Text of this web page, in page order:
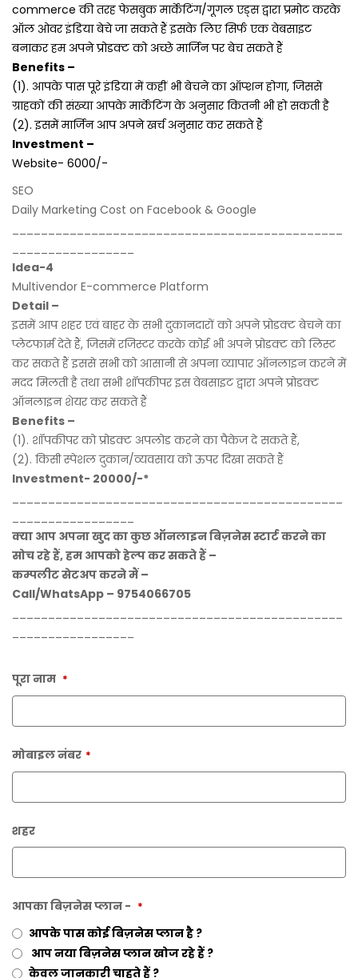
commerce की तरह फेसबुक मार्केटिंग/गूगल एड्स द्वारा प्रमोट करके
ऑल ओवर इंडिया बेचे जा सकते हैं इसके लिए सिर्फ एक वेबसाइट
बनाकर हम अपने प्रोडक्ट को अच्छे मार्जिन पर बेच सकते हैं
Benefits –
(1). आपके पास पूरे इंडिया में कहीं भी बेचने का ऑप्शन होगा, जिससे
ग्राहकों की संख्या आपके मार्केटिंग के अनुसार कितनी भी हो सकती है
(2). इसमें मार्जिन आप अपने खर्च अनुसार कर सकते हैं
Investment –
Website- 6000/-
SEO
Daily Marketing Cost on Facebook & Google
Idea-4
Multivendor E-commerce Platform
Detail –
इसमें आप शहर एवं बाहर के सभी दुकानदारों को अपने प्रोडक्ट बेचने का
प्लेटफार्म देते हैं, जिसमें रजिस्टर करके कोई भी अपने प्रोडक्ट को लिस्ट
कर सकते हैं इससे सभी को आसानी से अपना व्यापार ऑनलाइन करने में
मदद मिलती है तथा सभी शॉपकीपर इस वेबसाइट द्वारा अपने प्रोडक्ट
ऑनलाइन शेयर कर सकते हैं
Benefits –
(1). शॉपकीपर को प्रोडक्ट अपलोड करने का पैकेज दे सकते हैं,
(2). किसी स्पेशल दुकान/व्यवसाय को ऊपर दिखा सकते हैं
Investment- 20000/-*
क्या आप अपना खुद का कुछ ऑनलाइन बिज़नेस स्टार्ट करने का
सोच रहे हैं, हम आपको हेल्प कर सकते हैं –
कम्पलीट सेटअप करने मैं –
Call/WhatsApp – 9754066705
पूरा नाम *
मोबाइल नंबर *
शहर
आपका बिज़नेस प्लान - *
आपके पास कोई बिज़नेस प्लान है ?
आप नया बिज़नेस प्लान खोज रहे हैं ?
केवल जानकारी चाहते हैं ?